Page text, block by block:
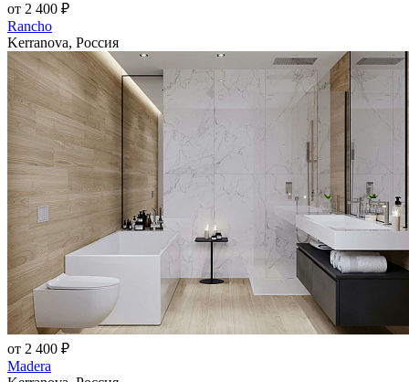
от 2 400 ₽
Rancho
Kerranova, Россия
от 2 400 ₽
Madera